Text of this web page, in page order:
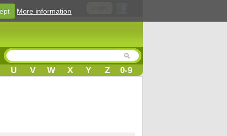
U V W X Y Z 0-9
More information